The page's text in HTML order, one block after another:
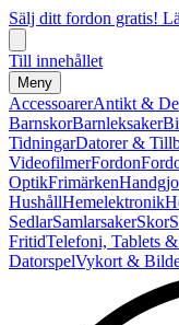
Sälj ditt fordon gratis!
Till innehållet
Meny
AccessoarerAntikt &
BarnskorBarnleksaker
TidningarDatorer &
VideofilmerFordon
OptikFrimärken
HushållHemelektronik
SedlarSamlarsakerSkor
FritidTelefoni, Tablets
DatorspelVykort &